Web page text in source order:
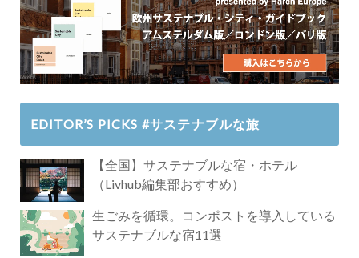
EDITOR’S PICKS #サステナブルな旅
【全国】サステナブルな宿・ホテル
（Livhub編集部おすすめ）
生ごみを循環。コンポストを導入している
サステナブルな宿11選